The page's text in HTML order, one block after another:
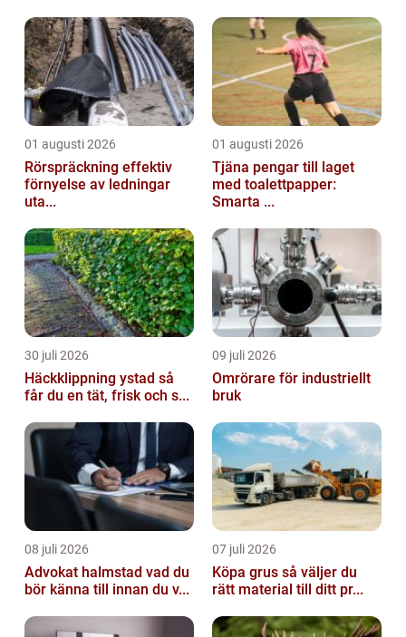
01 augusti 2026
Rörspräckning effektiv
förnyelse av ledningar
uta...
01 augusti 2026
Tjäna pengar till laget
med toalettpapper:
Smarta ...
30 juli 2026
Häckklippning ystad så
får du en tät, frisk och s...
09 juli 2026
Omrörare för industriellt
bruk
08 juli 2026
Advokat halmstad vad du
bör känna till innan du v...
07 juli 2026
Köpa grus så väljer du
rätt material till ditt pr...